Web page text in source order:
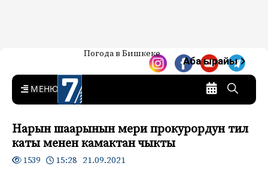
7-канал. Жаңылыктар —
Кыргызстан
Жаңылыктар — Кыргызстан
Погода в Бишкеке
Аба ырайы
MENU
Нарын шаарынын мери прокурордун тил
каты менен камактан чыкты
1539 15:28 21.09.2021